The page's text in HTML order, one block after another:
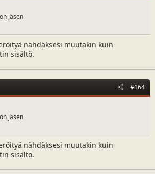
jäsen
nähdäksesi muutakin kuin
sisältö.
#164
jäsen
nähdäksesi muutakin kuin
sisältö.